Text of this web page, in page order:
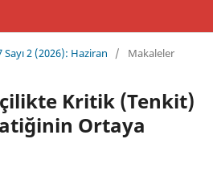
Sayı 2 (2026): Haziran / Makaleler
Kritik (Tenkit)
Ortaya